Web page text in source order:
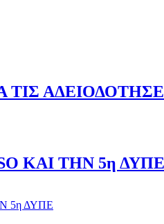
ΚΑΙ ΤΗΝ 5η ΔΥΠΕ
5η ΔΥΠΕ